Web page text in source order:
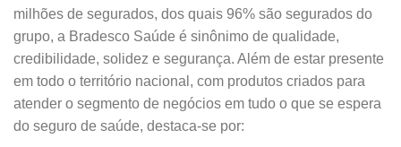
milhões de segurados, dos quais 96% são segurados do
grupo, a Bradesco Saúde é sinônimo de qualidade,
credibilidade, solidez e segurança. Além de estar presente
em todo o território nacional, com produtos criados para
atender o segmento de negócios em tudo o que se espera
do seguro de saúde, destaca-se por: